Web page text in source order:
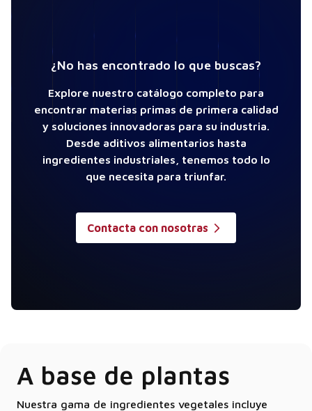
¿No has encontrado lo que buscas?
Explore nuestro catálogo completo para
encontrar materias primas de primera calidad
y soluciones innovadoras para su industria.
Desde aditivos alimentarios hasta
ingredientes industriales, tenemos todo lo
que necesita para triunfar.
Contacta con nosotras
A base de plantas
Nuestra gama de ingredientes vegetales incluye